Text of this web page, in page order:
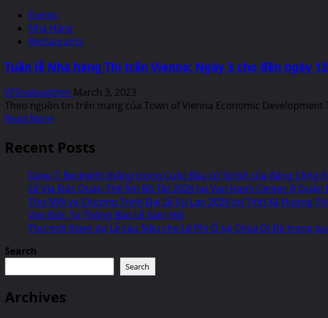
Tuần
lễ
Nhà
Thành
Fairfax
2023:
Ngày
12
3
Năm
2023
Events
Nhà Hàng
Restaurants
Tuần lễ Nhà hàng Thị trấn Vienna: Ngày 3 cho đến ngày
VFSnakeadmin March 3, 2023
Theo nguồn tin trên mạng của Town of Vienna Economic Development
Read MoreRead
about
lễ
Nhà
hàng
Thị
trấn
Vienna:
cho
ngày
Recent Posts
Dave T. Beckwith thắng trong Cuộc Bầu cử Sơ bộ của đảng
Lễ Vía Đức Quán Thế Âm Bồ Tát 2026 tại Van Hanh Center ở
Thư Mời và Chương Trình Đại Lễ Vu Lan 2026 tại Tịnh Xá Hưong
Vạn Đức Tự Thông Báo Lễ Sám Hối
Thư mời tham dự Lễ càu Siêu cho Lê Phi Ô tại Chùa Di Đà trong
Search
Search
Archives